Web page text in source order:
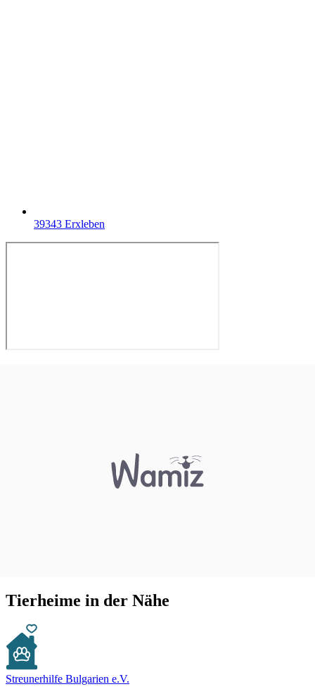
39343 Erxleben
Tierheime in der Nähe
Streunerhilfe Bulgarien e.V.